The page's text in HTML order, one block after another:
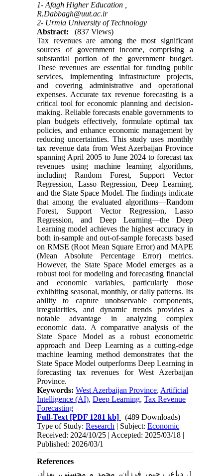
1- Afagh Higher Education ,
R.Dabbagh@uut.ac.ir
2- Urmia University of Technology
Abstract:
(837 Views)
Tax revenues are among the most significant
sources of government income, comprising a
substantial portion of the government budget.
These revenues are essential for funding public
services, implementing infrastructure projects,
and covering administrative and operational
expenses. Accurate tax revenue forecasting is a
critical tool for economic planning and decision-
making. Reliable forecasts enable governments to
plan budgets effectively, formulate optimal tax
policies, and enhance economic management by
reducing uncertainties. This study uses monthly
tax revenue data from West Azerbaijan Province
spanning April 2005 to June 2024 to forecast tax
revenues using machine learning algorithms,
including Random Forest, Support Vector
Regression, Lasso Regression, Deep Learning,
and the State Space Model. The findings indicate
that among the evaluated algorithms—Random
Forest, Support Vector Regression, Lasso
Regression, and Deep Learning—the Deep
Learning model achieves the highest accuracy in
both in-sample and out-of-sample forecasts based
on RMSE (Root Mean Square Error) and MAPE
(Mean Absolute Percentage Error) metrics.
However, the State Space Model emerges as a
robust tool for modeling and forecasting financial
and economic variables, particularly those
exhibiting seasonal, monthly, or daily patterns. Its
ability to capture unobservable components,
irregularities, and dynamic trends provides a
notable advantage in analyzing complex
economic data. A comparative analysis of the
State Space Model as a robust econometric
approach and Deep Learning as a cutting-edge
machine learning method demonstrates that the
State Space Model outperforms Deep Learning in
forecasting tax revenues for West Azerbaijan
Province.
Keywords:West Azerbaijan Province, Artificial
Intelligence (AI),Deep Learning,Tax Revenue
Forecasting
Full-Text [PDF 1281 kb]
(489 Downloads)
Type of Study:Research | Subject:Economic
Received: 2024/10/25 | Accepted: 2025/03/18 |
Published: 2026/03/1
References
1. دباغ، رحیم، فرزان، محمد و محسنی، بهزاد.